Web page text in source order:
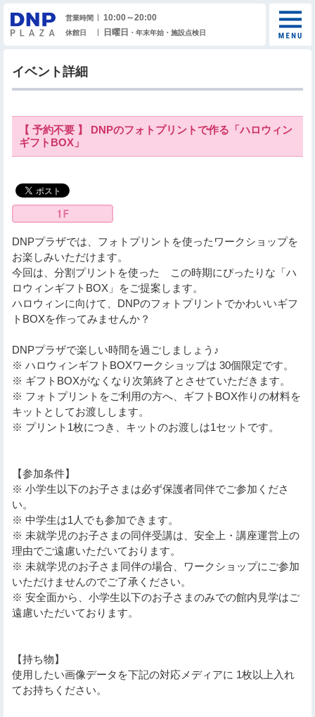
営業時間 10:00～20:00
休館日 日曜日 ・年末年始・施設点検日
イベント詳細
【 予約不要 】 DNPのフォトプリントで作る「ハロウィン
ギフトBOX」
DNPプラザでは、フォトプリントを使ったワークショップを
お楽しみいただけます。
今回は、分割プリントを使った この時期にぴったりな「ハ
ロウィンギフトBOX」をご提案します。
ハロウィンに向けて、DNPのフォトプリントでかわいいギフ
トBOXを作ってみませんか？
DNPプラザで楽しい時間を過ごしましょう♪
※ ハロウィンギフトBOXワークショップは 30個限定です。
※ ギフトBOXがなくなり次第終了とさせていただきます。
※ フォトプリントをご利用の方へ、ギフトBOX作りの材料を
キットとしてお渡しします。
※ プリント1枚につき、キットのお渡しは1セットです。
【参加条件】
※ 小学生以下のお子さまは必ず保護者同伴でご参加くださ
い。
※ 中学生は1人でも参加できます。
※ 未就学児のお子さまの同伴受講は、安全上・講座運営上の
理由でご遠慮いただいております。
※ 未就学児のお子さま同伴の場合、ワークショップにご参加
いただけませんのでご了承ください。
※ 安全面から、小学生以下のお子さまのみでの館内見学はご
遠慮いただいております。
【持ち物】
使用したい画像データを下記の対応メディアに 1枚以上入れ
てお持ちください。